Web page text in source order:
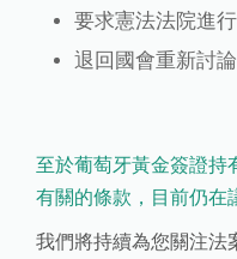
要求憲法法院進
退回國會重新討論
至於葡萄牙黃金簽證持
有關的條款，目前仍在
我們將持續為您關注法